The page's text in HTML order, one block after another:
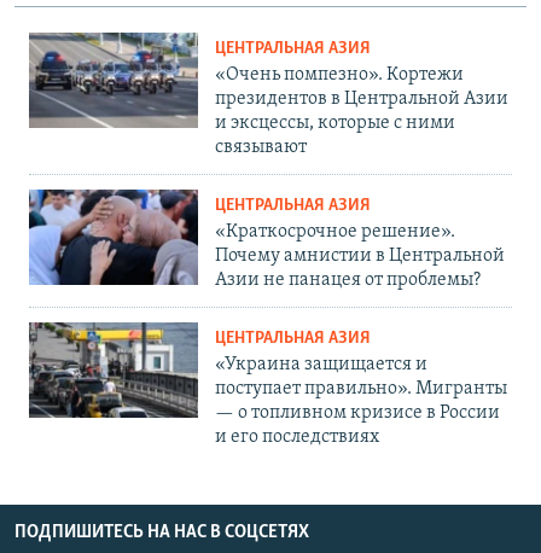
ЦЕНТРАЛЬНАЯ АЗИЯ
«Очень помпезно». Кортежи
президентов в Центральной Азии
и эксцессы, которые с ними
связывают
ЦЕНТРАЛЬНАЯ АЗИЯ
«Краткосрочное решение».
Почему амнистии в Центральной
Азии не панацея от проблемы?
ЦЕНТРАЛЬНАЯ АЗИЯ
«Украина защищается и
поступает правильно». Мигранты
— о топливном кризисе в России
и его последствиях
ПОДПИШИТЕСЬ НА НАС В СОЦСЕТЯХ